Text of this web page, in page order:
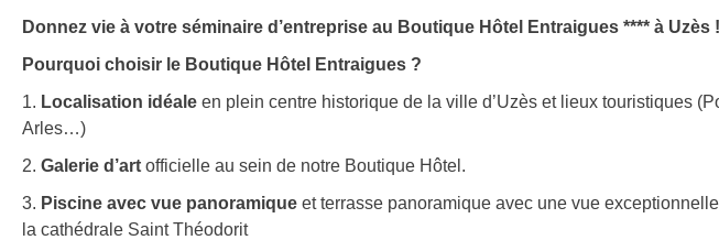
Donnez vie à votre séminaire d’entreprise au Boutique Hôtel Entraigues **** à Uzès !
Pourquoi choisir le Boutique Hôtel Entraigues ?
1. Localisation idéale en plein centre historique de la ville d’Uzès et lieux touristiques
Arles…)
2. Galerie d’art officielle au sein de notre Boutique Hôtel.
3. Piscine avec vue panoramique et terrasse panoramique avec une vue
la cathédrale Saint Théodorit